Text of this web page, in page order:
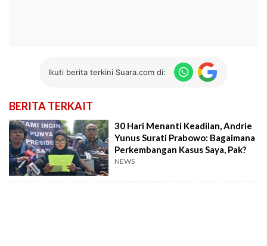
Ikuti berita terkini Suara.com di:
BERITA TERKAIT
30 Hari Menanti Keadilan, Andrie
Yunus Surati Prabowo: Bagaimana
Perkembangan Kasus Saya, Pak?
NEWS